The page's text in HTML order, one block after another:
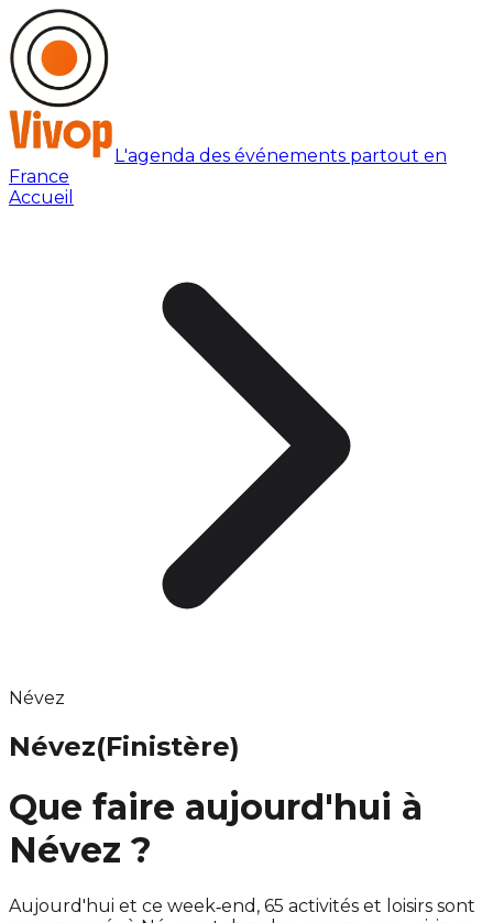
L'agenda des événements partout en
France
Accueil
Névez
Névez(Finistère)
Que faire aujourd'hui à
Névez ?
Aujourd'hui et ce week‑end, 65 activités et loisirs sont